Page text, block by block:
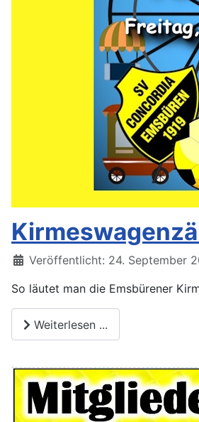
Veröffentlicht: 24. September
So läutet man die Emsbürener
Weiterlesen ...